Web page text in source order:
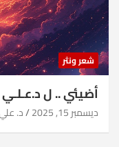
شعر ونثر
أضيئي .. ل د.عـلـي
ديسمبر 15, 2025 د.